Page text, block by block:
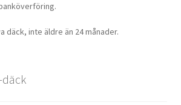
däck, inte äldre än 24 månader.
däck